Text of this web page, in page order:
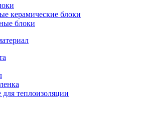
керамические блоки
блоки
теплоизоляции